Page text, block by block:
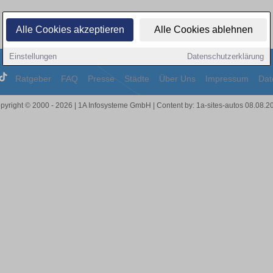
Alle Cookies akzeptieren Alle Cookies ablehnen
Einstellungen Datenschutzerklärung
Ratgeber FAQ Presse Städte Über Uns Impressum
© 2000 - 2026 | 1A Infosysteme GmbH | Content by: 1a-sites-autos